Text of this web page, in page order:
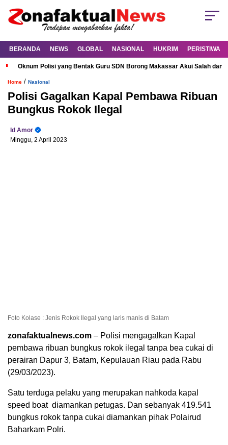
BERANDA NEWS GLOBAL NASIONAL HUKRIM PERISTIWA
Oknum Polisi yang Bentak Guru SDN Borong Makassar Akui Salah dan
Home / Nasional
Polisi Gagalkan Kapal Pembawa Ribuan
Bungkus Rokok Ilegal
Id Amor
Minggu, 2 April 2023
Foto Kolase : Jenis Rokok Ilegal yang laris manis di Batam
zonafaktualnews.com – Polisi mengagalkan Kapal
pembawa ribuan bungkus rokok ilegal tanpa bea cukai di
perairan Dapur 3, Batam, Kepulauan Riau pada Rabu
(29/03/2023).
Satu terduga pelaku yang merupakan nahkoda kapal
speed boat diamankan petugas. Dan sebanyak 419.541
bungkus rokok tanpa cukai diamankan pihak Polairud
Baharkam Polri.